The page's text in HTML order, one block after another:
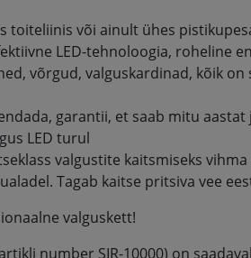
toiteliinis või ainult ühes
LED-tehnoloogia, roheline
võrgud, valguskardinad, kõik on
garantii, et saab mitu
LED turul
valgustite kaitsmiseks
Tagab kaitse pritsiva vee
valguskett!
number SIR-10000) on